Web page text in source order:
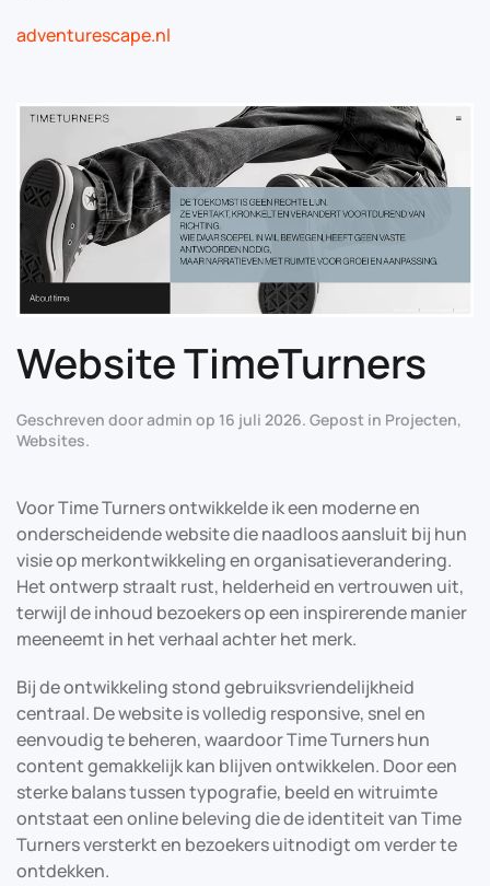
adventurescape.nl
Website TimeTurners
Geschreven dooradmin op 16 juli 2026. Gepost in Projecten,
Websites.
Voor Time Turners ontwikkelde ik een moderne en
onderscheidende website die naadloos aansluit bij hun
visie op merkontwikkeling en organisatieverandering.
Het ontwerp straalt rust, helderheid en vertrouwen uit,
terwijl de inhoud bezoekers op een inspirerende manier
meeneemt in het verhaal achter het merk.
Bij de ontwikkeling stond gebruiksvriendelijkheid
centraal. De website is volledig responsive, snel en
eenvoudig te beheren, waardoor Time Turners hun
content gemakkelijk kan blijven ontwikkelen. Door een
sterke balans tussen typografie, beeld en witruimte
ontstaat een online beleving die de identiteit van Time
Turners versterkt en bezoekers uitnodigt om verder te
ontdekken.